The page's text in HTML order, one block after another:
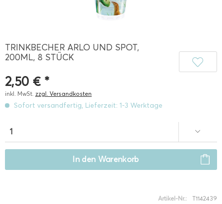
TRINKBECHER ARLO UND SPOT,
200ML, 8 STÜCK
2,50 € *
inkl. MwSt. zzgl. Versandkosten
Sofort versandfertig, Lieferzeit: 1-3 Werktage
In den Warenkorb
Artikel-Nr.:
T1142439